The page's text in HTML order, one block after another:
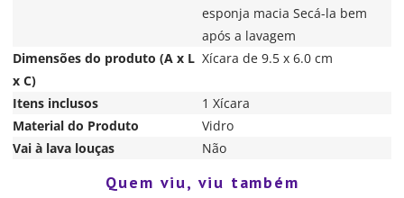
esponja macia Secá-la bem
após a lavagem
Dimensões do produto (A x L
x C)
Xícara de 9.5 x 6.0 cm
Itens inclusos
1 Xícara
Material do Produto
Vidro
Vai à lava louças
Não
Quem viu, viu também